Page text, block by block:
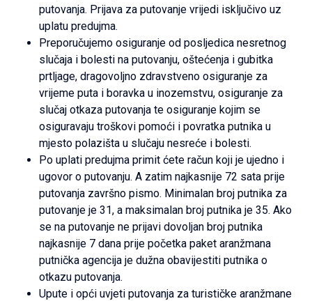
putovanja. Prijava za putovanje vrijedi isključivo uz
uplatu predujma.
Preporučujemo osiguranje od posljedica nesretnog
slučaja i bolesti na putovanju, oštećenja i gubitka
prtljage, dragovoljno zdravstveno osiguranje za
vrijeme puta i boravka u inozemstvu, osiguranje za
slučaj otkaza putovanja te osiguranje kojim se
osiguravaju troškovi pomoći i povratka putnika u
mjesto polazišta u slučaju nesreće i bolesti.
Po uplati predujma primit ćete račun koji je ujedno i
ugovor o putovanju. A zatim najkasnije 72 sata prije
putovanja završno pismo. Minimalan broj putnika za
putovanje je 31, a maksimalan broj putnika je 35. Ako
se na putovanje ne prijavi dovoljan broj putnika
najkasnije 7 dana prije početka paket aranžmana
putnička agencija je dužna obavijestiti putnika o
otkazu putovanja.
Upute i opći uvjeti putovanja za turističke aranžmane